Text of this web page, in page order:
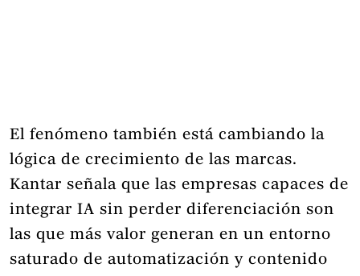
El fenómeno también está cambiando la
lógica de crecimiento de las marcas.
Kantar señala que las empresas capaces de
integrar IA sin perder diferenciación son
las que más valor generan en un entorno
saturado de automatización y contenido